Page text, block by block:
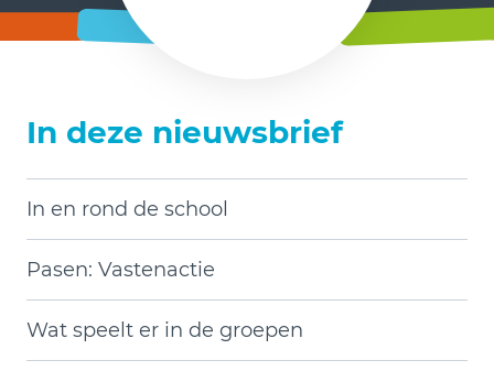
In deze nieuwsbrief
In en rond de school
Pasen: Vastenactie
Wat speelt er in de groepen